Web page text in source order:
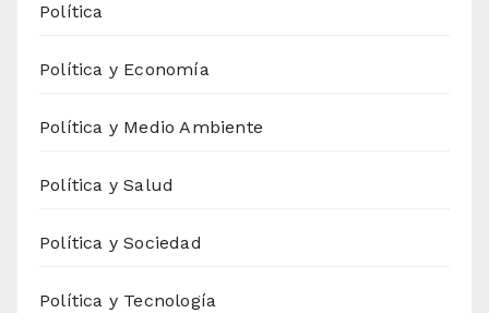
Política
Política y Economía
Política y Medio Ambiente
Política y Salud
Política y Sociedad
Política y Tecnología